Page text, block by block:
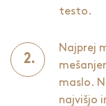
testo.
Najprej
maslo.
najvišjo